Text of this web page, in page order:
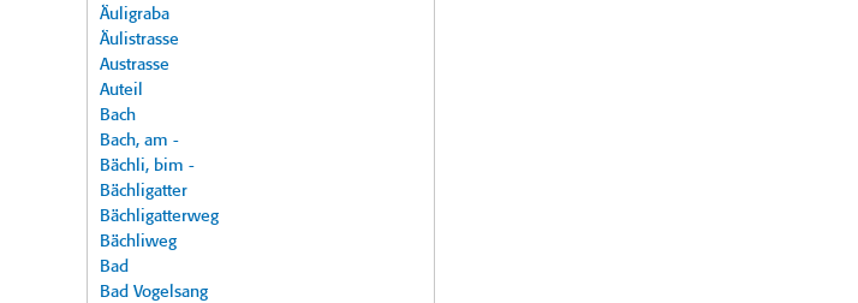
Äuligraba
Äulistrasse
Austrasse
Auteil
Bach
Bach, am -
Bächli, bim -
Bächligatter
Bächligatterweg
Bächliweg
Bad
Bad Vogelsang